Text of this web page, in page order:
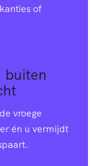
of
buiten
vroege
én u vermijdt